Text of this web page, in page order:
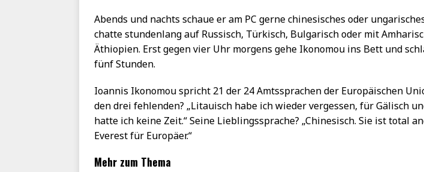
Abends und nachts schaue er am PC gerne chinesisches oder
chatte stundenlang auf Russisch, Türkisch, Bulgarisch oder mit
Äthiopien. Erst gegen vier Uhr morgens gehe Ikonomou ins Bett und
fünf Stunden.
Ioannis Ikonomou spricht 21 der 24 Amtssprachen der Europäischen
den drei fehlenden? „Litauisch habe ich wieder vergessen, für Gälisch
hatte ich keine Zeit.“ Seine Lieblingssprache? „Chinesisch. Sie ist total
Everest für Europäer.“
Mehr zum Thema